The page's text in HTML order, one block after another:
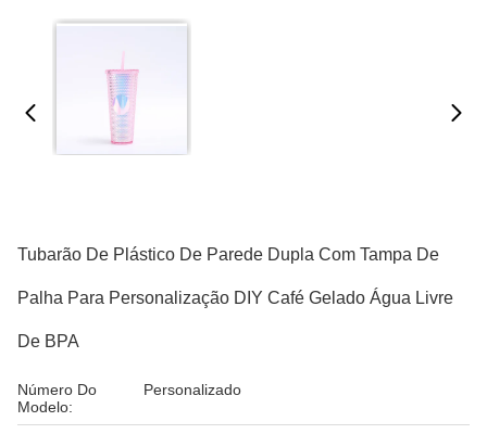
Tubarão De Plástico De Parede Dupla Com Tampa De
Palha Para Personalização DIY Café Gelado Água Livre
De BPA
Número Do
Modelo:
Personalizado